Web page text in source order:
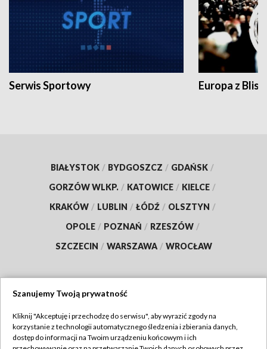
Serwis Sportowy Europa z
BIAŁYSTOK / BYDGOSZCZ / GDAŃSK /
GORZÓW WLKP. / KATOWICE / KIELCE /
KRAKÓW / LUBLIN / ŁÓDŹ / OLSZTYN /
OPOLE / POZNAŃ / RZESZÓW /
SZCZECIN / WARSZAWA / WROCŁAW
TVP
Szanujemy Twoją prywatność
Kliknij "Akceptuję i przechodzę do serwisu", aby wyrazić zgody na
korzystanie z technologii automatycznego śledzenia i zbierania danych,
dostęp do informacji na Twoim urządzeniu końcowym i ich